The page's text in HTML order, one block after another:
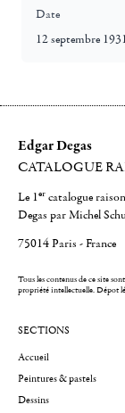
Date
12 septembre
Edgar Degas
CATALOGUE
Le 1er catalogue
Degas par Michel
75014 Paris - France
Tous les contenus de ce site
propriété intellectuelle.Dépot
SECTIONS
Accueil
Peintures & pastels
Dessins